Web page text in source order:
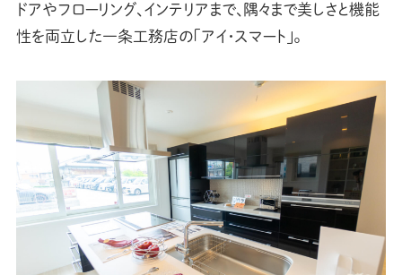
ドアやフローリング、インテリアまで、隅々まで美しさと機能
性を両立した一条工務店の「アイ・スマート」。